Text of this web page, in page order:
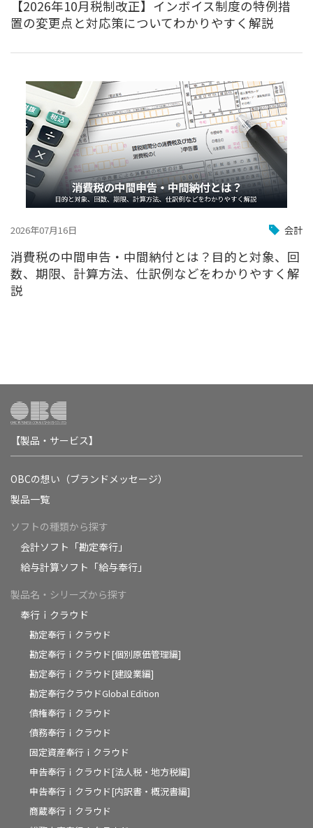
【2026年10月税制改正】インボイス制度の特例措
置の変更点と対応策についてわかりやすく解説
2026年07月16日 会計
消費税の中間申告・中間納付とは？目的と対象、回
数、期限、計算方法、仕訳例などをわかりやすく解
説
【製品・サービス】
OBCの想い（ブランドメッセージ）
製品一覧
ソフトの種類から探す
会計ソフト「勘定奉行」
給与計算ソフト「給与奉行」
製品名・シリーズから探す
奉行ｉクラウド
勘定奉行ｉクラウド
勘定奉行ｉクラウド[個別原価管理編]
勘定奉行ｉクラウド[建設業編]
勘定奉行クラウドGlobal Edition
債権奉行ｉクラウド
債務奉行ｉクラウド
固定資産奉行ｉクラウド
申告奉行ｉクラウド[法人税・地方税編]
申告奉行ｉクラウド[内訳書・概況書編]
商蔵奉行ｉクラウド